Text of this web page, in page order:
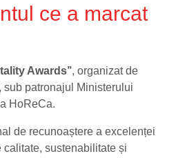
ce a marcat
Awards’’, organizat de
patronajul Ministerului
HoReCa.
de recunoaștere a excelenței
sustenabilitate și